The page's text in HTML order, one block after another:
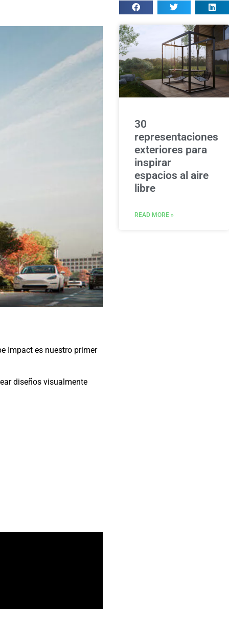
Impact es nuestro primer
diseños visualmente
30
representaciones
exteriores para
inspirar
espacios al aire
libre
READ MORE »